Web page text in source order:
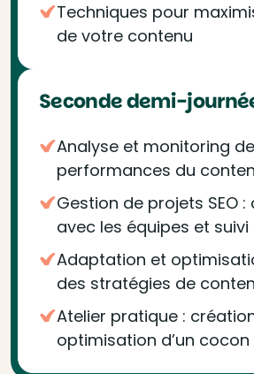
Techniques pour
de votre contenu
Seconde demi-
Analyse et monitoring
performances du
Gestion de projets SEO
avec les équipes et
Adaptation et
des stratégies de
Atelier pratique :
optimisation d’un